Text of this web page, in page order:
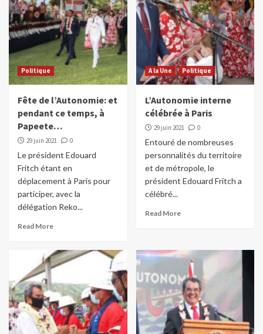
Politique
Fête de l’Autonomie: et
pendant ce temps, à
Papeete…
29 juin 2021 0
Le président Edouard
Fritch étant en
déplacement à Paris pour
participer, avec la
délégation Reko...
Read More
A la Une Politique
L’Autonomie interne
célébrée à Paris
29 juin 2021 0
Entouré de nombreuses
personnalités du territoire
et de métropole, le
président Edouard Fritch a
célébré...
Read More